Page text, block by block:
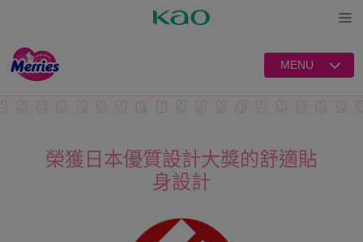
MENU
榮獲日本優質設計大獎的舒適貼
身設計